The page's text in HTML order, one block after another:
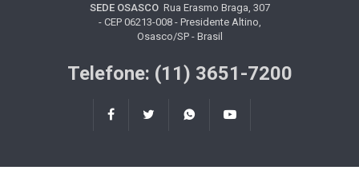
SEDE OSASCORua Erasmo Braga, 307
- CEP 06213-008 - Presidente Altino,
Osasco/SP - Brasil
Telefone: (11) 3651-7200